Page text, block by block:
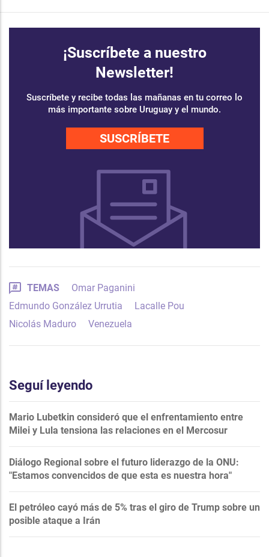
¡Suscríbete a nuestro
Newsletter!
Suscríbete y recibe todas las mañanas en tu correo lo
más importante sobre Uruguay y el mundo.
SUSCRÍBETE
TEMAS
Omar Paganini
Edmundo González Urrutia
Lacalle Pou
Nicolás Maduro
Venezuela
Seguí leyendo
Mario Lubetkin consideró que el enfrentamiento entre
Milei y Lula tensiona las relaciones en el Mercosur
Diálogo Regional sobre el futuro liderazgo de la ONU:
"Estamos convencidos de que esta es nuestra hora"
El petróleo cayó más de 5% tras el giro de Trump sobre un
posible ataque a Irán